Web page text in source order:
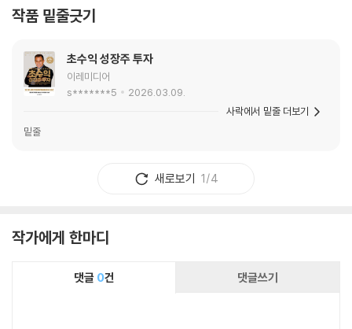
작품 밑줄긋기
초수익 성장주 투자
이레미디어
s*******5
2026.03.09.
밑줄
사락에서 밑줄 더보기
새로보기 1/4
작가에게 한마디
댓글 0건 댓글쓰기